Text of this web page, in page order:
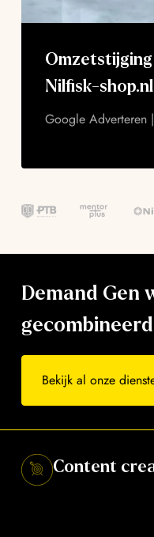
Nilfisk-shop.nl
Google Adverteren
Demand Gen
Bekijk al onze
Content